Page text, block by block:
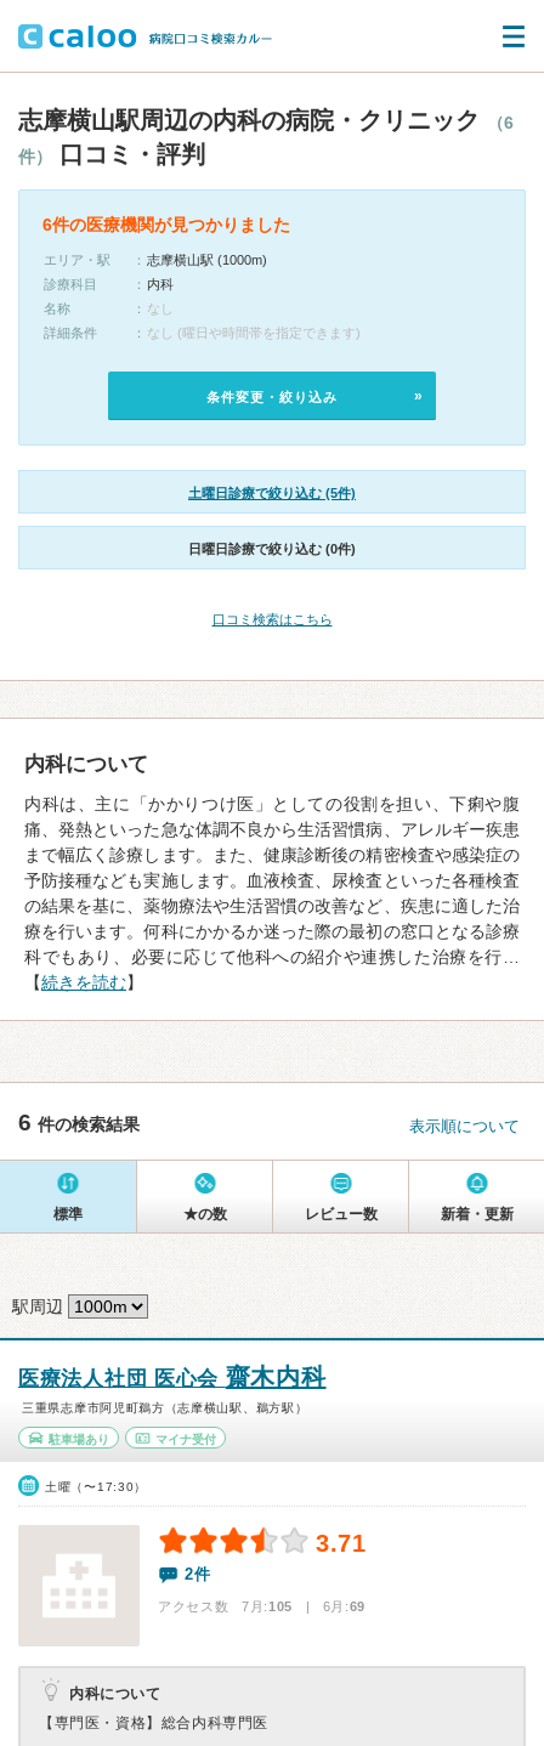
志摩横山駅周辺の内科の病院・クリニック
（6
件）
口コミ・評判
6件の医療機関が見つかりました
エリア・駅
志摩横山駅 (1000m)
診療科目
内科
名称
なし
詳細条件
なし (曜日や時間帯を指定できます)
条件変更・絞り込み
土曜日診療で絞り込む (5件)
日曜日診療で絞り込む (0件)
口コミ検索はこちら
内科について
内科は、主に「かかりつけ医」としての役割を担い、下痢や腹
痛、発熱といった急な体調不良から生活習慣病、アレルギー疾患
まで幅広く診療します。また、健康診断後の精密検査や感染症の
予防接種なども実施します。血液検査、尿検査といった各種検査
の結果を基に、薬物療法や生活習慣の改善など、疾患に適した治
療を行います。何科にかかるか迷った際の最初の窓口となる診療
科でもあり、必要に応じて他科への紹介や連携した治療を行…
【続きを読む】
6 件の検索結果 表示順について
標準 ★の数 レビュー数 新着・更新
駅周辺
医療法人社団 医心会 齋木内科
三重県志摩市阿児町鵜方（志摩横山駅、鵜方駅）
駐車場あり マイナ受付
土曜（〜17:30）
3.71
2件
アクセス数 7月:105 | 6月:69
内科について
【専門医・資格】 総合内科専門医